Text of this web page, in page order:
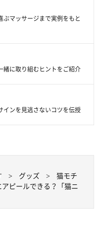
ただいたうえで制作してい
マッサージまで実例をもと
緒に取り組むヒントをご紹介
インを見逃さないコツを伝授
グッズ
猫モチ
ピールできる？「猫ニ